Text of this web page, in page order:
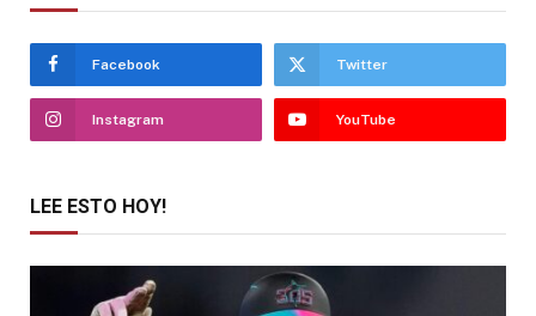
Facebook Twitter
Instagram YouTube
LEE ESTO HOY!